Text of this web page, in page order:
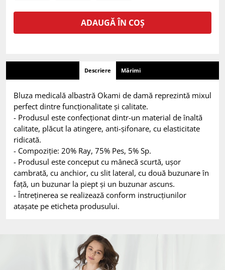
ADAUGĂ ÎN COȘ
Descriere Mărimi
Bluza medicală albastră Okami de damă reprezintă mixul
perfect dintre funcționalitate și calitate.
- Produsul este confecționat dintr-un material de înaltă
calitate, plăcut la atingere, anti-șifonare, cu elasticitate
ridicată.
- Compoziție: 20% Ray, 75% Pes, 5% Sp.
- Produsul este conceput cu mânecă scurtă, ușor
cambrată, cu anchior, cu slit lateral, cu două buzunare în
față, un buzunar la piept și un buzunar ascuns.
- Întreținerea se realizează conform instrucțiunilor
atașate pe eticheta produsului.